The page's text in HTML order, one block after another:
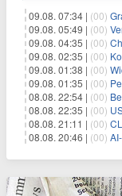
09.08. 07:34 | (00)
09.08. 05:49 | (00)
09.08. 04:35 | (00)
09.08. 02:35 | (00)
09.08. 01:38 | (00)
09.08. 01:35 | (00)
08.08. 22:54 | (00)
08.08. 22:35 | (00)
08.08. 21:11 | (00)
08.08. 20:46 | (00) AI-